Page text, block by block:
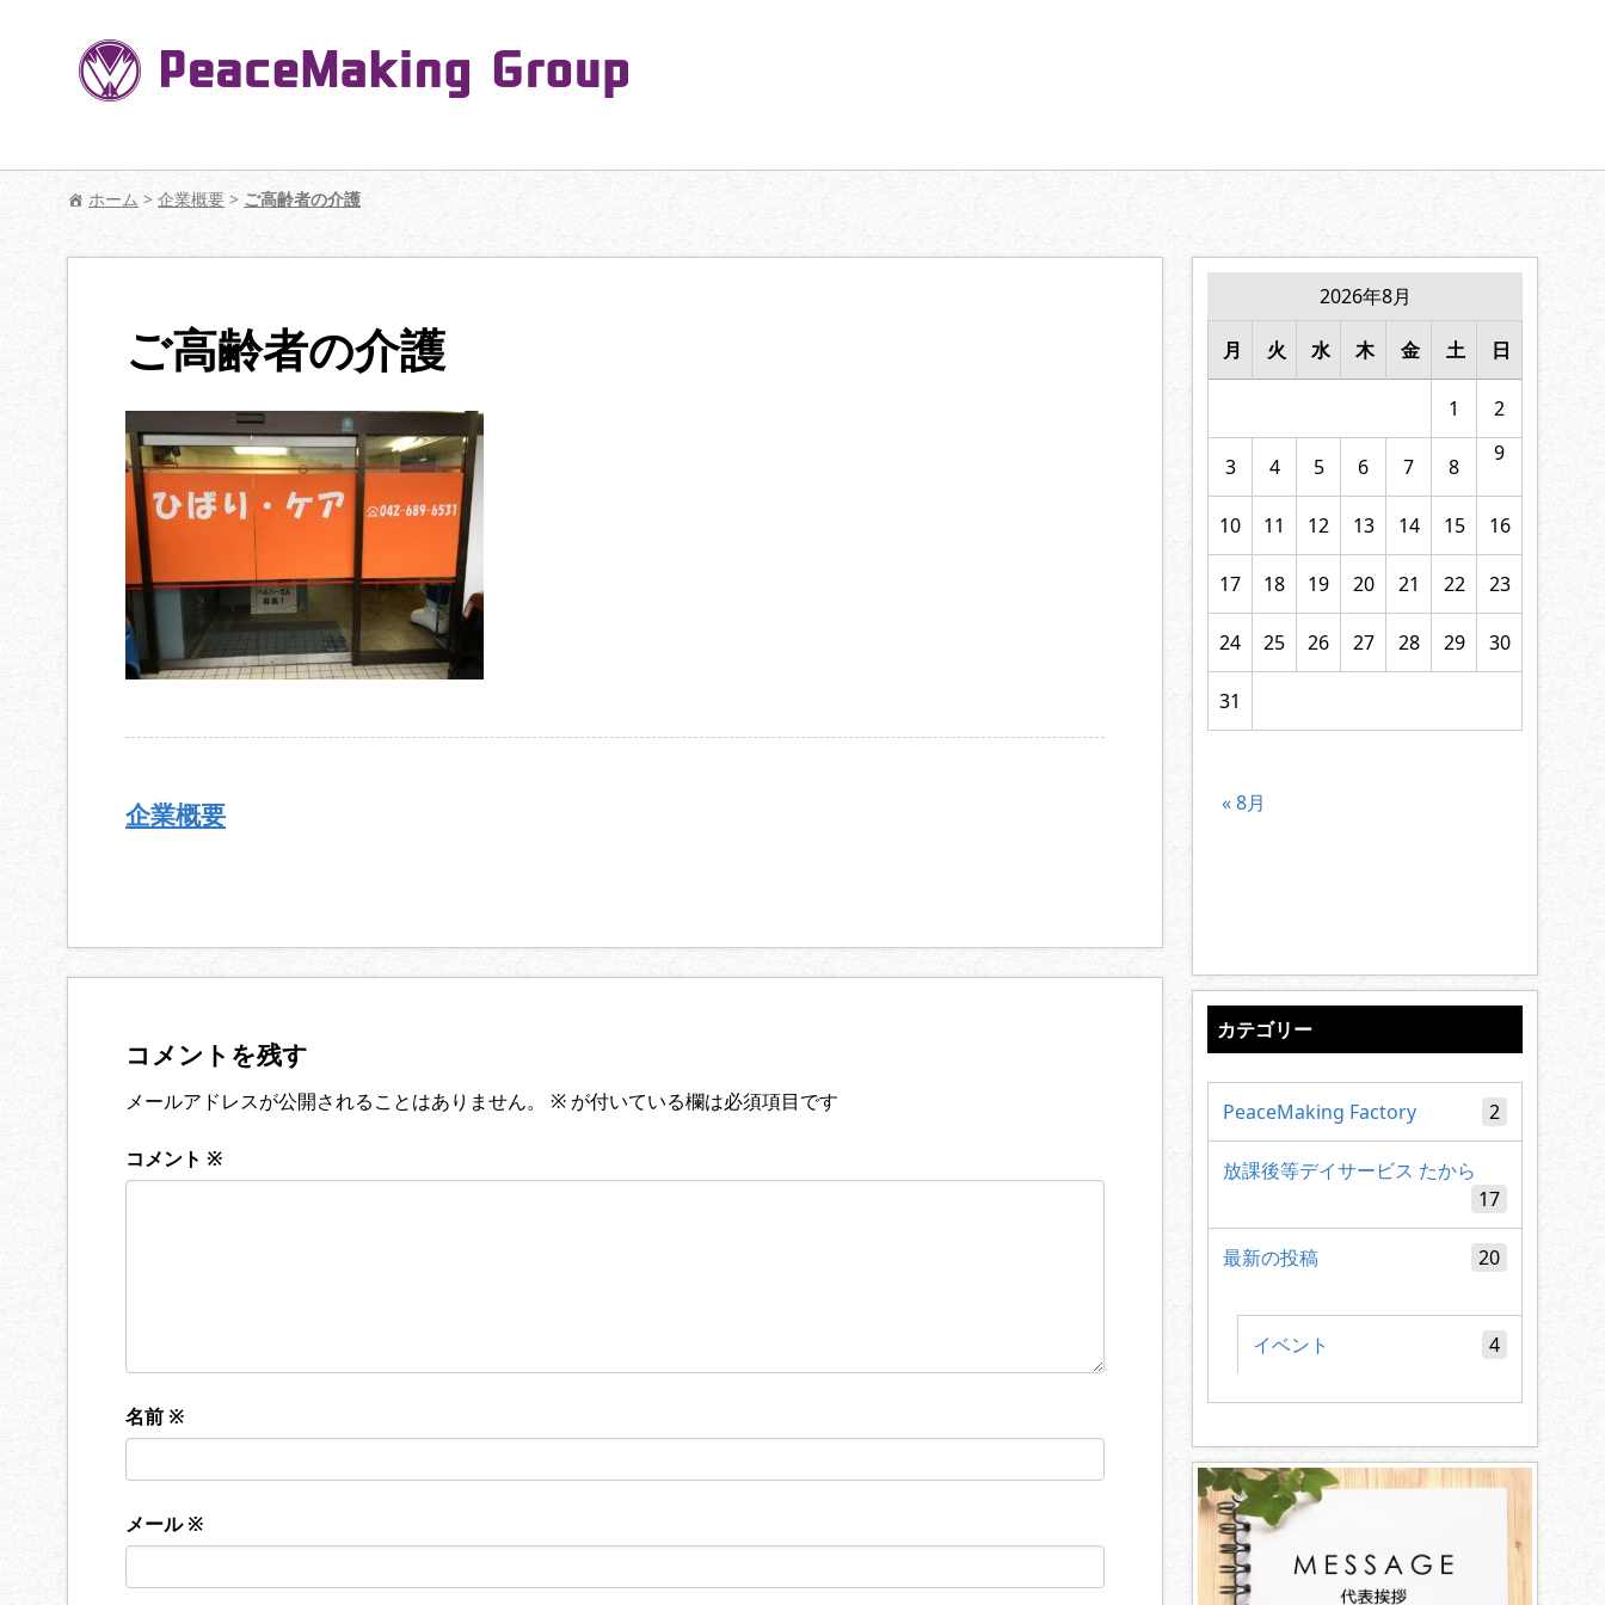
【公式】PeaceMaking Groupはお客様には一対一で向き合い、ご家族を意図したコミュニケーションを大切にし【家族の絆】に寄り添います。
ホーム >企業概要 > ご高齢者の介護
ご高齢者の介護
企業概要
コメントを残す
メールアドレスが公開されることはありません。 ※ が付いている欄は必須項目です
コメント ※
名前 ※
メール※
2026年8月
月 火 水 木 金 土 日
1 2
3 4 5 6 7 8
9
10 11 12 13 14 15 16
17 18 19 20 21 22 23
24 25 26 27 28 29 30
31
« 8月
カテゴリー
PeaceMaking Factory 2
放課後等デイサービス たから
17
最新の投稿 20
イベント 4